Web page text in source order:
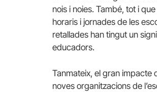
nois i noies. També, tot i
horaris i jornades de les
retallades han tingut un
educadors.
Tanmateix, el gran impacte
noves organitzacions de